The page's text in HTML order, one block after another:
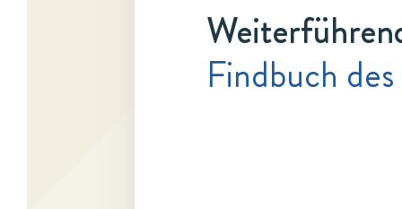
Findbuch